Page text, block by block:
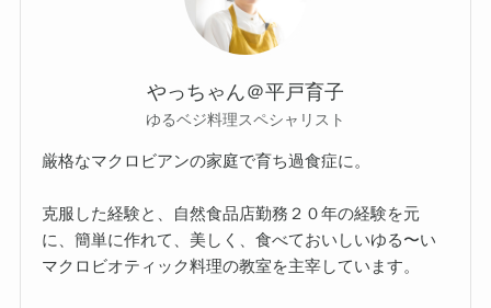
やっちゃん＠平戸育子
ゆるベジ料理スペシャリスト
厳格なマクロビアンの家庭で育ち過食症に。
克服した経験と、自然食品店勤務２０年の経験を元
に、簡単に作れて、美しく、食べておいしいゆる〜い
マクロビオティック料理の教室を主宰しています。